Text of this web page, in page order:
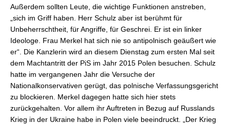
Außerdem sollten Leute, die wichtige Funktionen anstreben,
„sich im Griff haben. Herr Schulz aber ist berühmt für
Unbeherrschtheit, für Angriffe, für Geschrei. Er ist ein linker
Ideologe. Frau Merkel hat sich nie so antipolnisch geäußert wie
er“. Die Kanzlerin wird an diesem Dienstag zum ersten Mal seit
dem Machtantritt der PiS im Jahr 2015 Polen besuchen. Schulz
hatte im vergangenen Jahr die Versuche der
Nationalkonservativen gerügt, das polnische Verfassungsgericht
zu blockieren. Merkel dagegen hatte sich hier stets
zurückgehalten. Vor allem ihr Auftreten in Bezug auf Russlands
Krieg in der Ukraine habe in Polen viele beeindruckt. „Der Krieg